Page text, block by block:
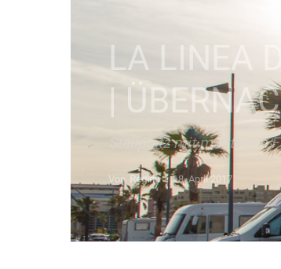
LA LINEA
|
Stellplatz mit maritimen
Von Regine - 18. April 2017